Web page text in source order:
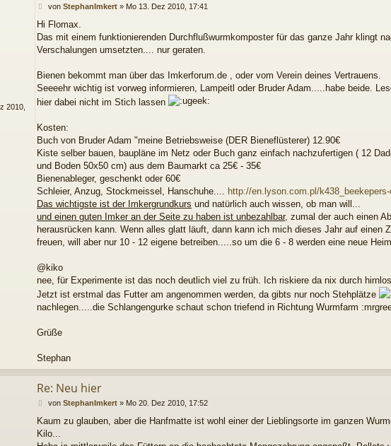
2010,
B
t
r
von StephanImkert» Mo 13. Dez 2010, 17:41
Hi Flomax.
Das mit einem funktionierenden Durchflußwurmkomposter für das ganze Jahr klingt
Verschalungen umsetzten.... nur geraten.
Bienen bekommt man über das Imkerforum.de , oder vom Verein deines Vertrauens.
Seeeehr wichtig ist vorweg informieren, Lampeitl oder Bruder Adam.....habe beide.
hier dabei nicht im Stich lassen
Kosten:
Buch von Bruder Adam "meine Betriebsweise (DER Bieneflüsterer) 12.90€
Kiste selber bauen, baupläne im Netz oder Buch ganz einfach nachzufertigen ( 12
und Boden 50x50 cm) aus dem Baumarkt ca 25€ - 35€
Bienenableger, geschenkt oder 60€
Schleier, Anzug, Stockmeissel, Hanschuhe.... http://en.lyson.com.pl/
Das wichtigste ist der Imkergrundkurs und natürlich auch wissen, ob man will...
und einen guten Imker an der Seite zu haben ist unbezahlbar, zumal der auch einen
herausrücken kann. Wenn alles glatt läuft, dann kann ich mich dieses Jahr auf einen
freuen, will aber nur 10 - 12 eigene betreiben.....so um die 6 - 8 werden eine neue
@kiko
nee, für Experimente ist das noch deutlich viel zu früh. Ich riskiere da nix durch
Jetzt ist erstmal das Futter am angenommen werden, da gibts nur noch Stehplätze
nachlegen.....die Schlangengurke schaut schon triefend in Richtung Wurmfarm
Grüße
Stephan
Re: Neu hier
B
i
von StephanImkert» Mo 20. Dez 2010, 17:52
Kaum zu glauben, aber die Hanfmatte ist wohl einer der Lieblingsorte im ganzen
Kilo...